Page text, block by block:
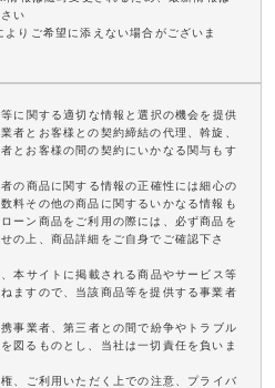
い
りご希望に添えない場合がございま
に関する適切な情報と選択の機会を提供
者とお客様との契約締結の代理、斡旋、
とお客様の間の契約にいかなる関与もす
の商品に関する情報の正確性には細心の
料その他の商品に関するいかなる情報も
ーン商品をご利用の際には、必ず商品を
の上、商品詳細をご自身でご確認下さ
本サイトに掲載される商品やサービス等
ますので、当該商品等を提供する事業者
事業者、第三者との間で紛争やトラブル
図るものとし、当社は一切責任を負いま
、ご利用いただく上での注意、プライバ